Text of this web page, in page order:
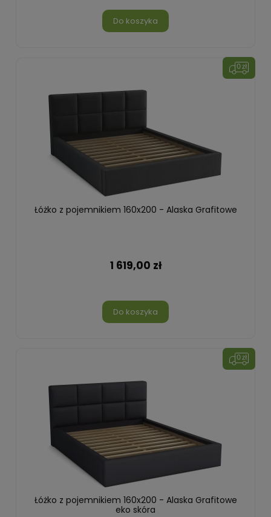
Do koszyka
Łóżko z pojemnikiem 160x200 - Alaska Grafitowe
1 619,00 zł
Do koszyka
Łóżko z pojemnikiem 160x200 - Alaska Grafitowe
eko skóra